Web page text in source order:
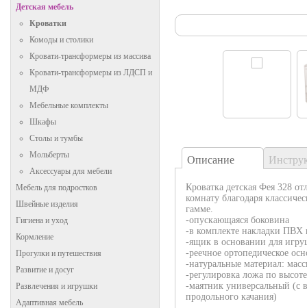
Детская мебель
Кроватки
Комоды и столики
Кровати-трансформеры из массива
Кровати-трансформеры из ЛДСП и
МДФ
Мебельные комплекты
Шкафы
Столы и тумбы
Мольберты
Аксессуары для мебели
Мебель для подростков
Швейные изделия
Гигиена и уход
Кормление
Прогулки и путешествия
Развитие и досуг
Развлечения и игрушки
Адаптивная мебель
Описание
Кроватка детская Фея 328
комнату благодаря
гамме.
-опускающаяся боковина
-в комплекте накладки ПВХ
-ящик в основании для
-реечное ортопедическое
-натуральные материал:
-регулировка ложа по
-маятник универсальный (с
продольного качания)